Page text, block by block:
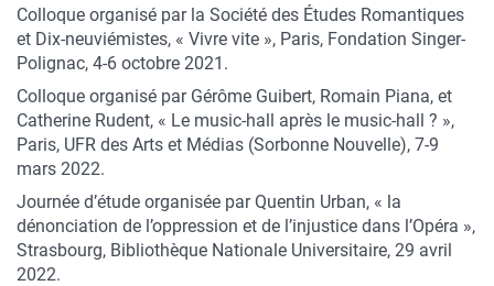
Colloque organisé par la Société des Études Romantiques
et Dix-neuviémistes, « Vivre vite », Paris, Fondation Singer-
Polignac, 4-6 octobre 2021.
Colloque organisé par Gérôme Guibert, Romain Piana, et
Catherine Rudent, « Le music-hall après le music-hall ? »,
Paris, UFR des Arts et Médias (Sorbonne Nouvelle), 7-9
mars 2022.
Journée d’étude organisée par Quentin Urban, « la
dénonciation de l’oppression et de l’injustice dans l’Opéra »,
Strasbourg, Bibliothèque Nationale Universitaire, 29 avril
2022.